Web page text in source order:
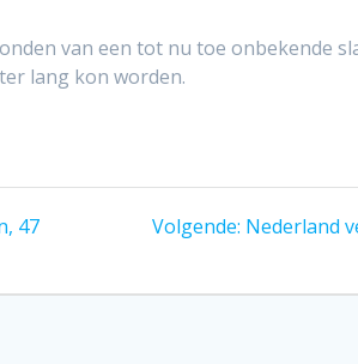
van een tot nu toe onbekende
lang kon worden.
47
Volgende: Volgend
Nederland